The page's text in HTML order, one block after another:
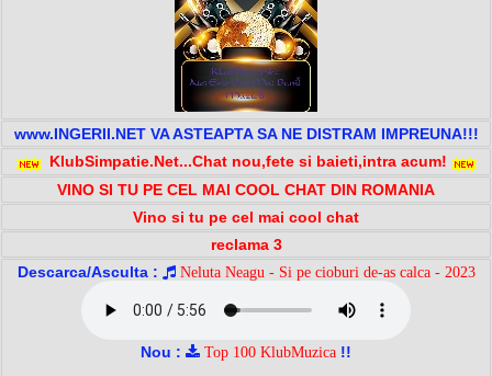
www.INGERII.NET VA ASTEAPTA SA NE DISTRAM IMPREUNA!!!
KlubSimpatie.Net...Chat nou,fete si baieti,intra acum!
VINO SI TU PE CEL MAI COOL CHAT DIN ROMANIA
Vino si tu pe cel mai cool chat
reclama 3
Descarca/Asculta :
Neluta Neagu - Si pe cioburi de-as calca - 2023
Nou : Top 100 KlubMuzica !!